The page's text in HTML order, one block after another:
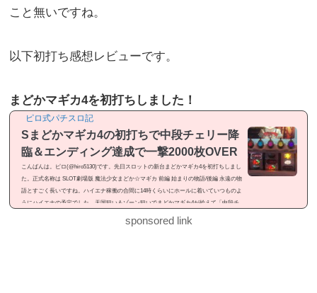
こと無いですね。
以下初打ち感想レビューです。
まどかマギカ4を初打ちしました！
ピロ式パチスロ記
Sまどかマギカ4の初打ちで中段チェリー降
臨＆エンディング達成で一撃2000枚OVER
こんばんは。ピロ(@hiro5130)です。先日スロットの新台まどかマギカ4を初打ちしまし
た。正式名称は SLOT劇場版 魔法少女まどか☆マギカ 前編 始まりの物語/後編 永遠の物
語とすごく長いですね。ハイエナ稼働の合間に14時くらいにホールに着いていつものよ
うにハイエナの予定でした。天国狙い＆ゾーン狙いでまどかマギカ4が拾えて「中段チ
よりは「ドヤ記事」という感じのメシマズ記事ですが良かったら御覧ください。まどか
sponsored link